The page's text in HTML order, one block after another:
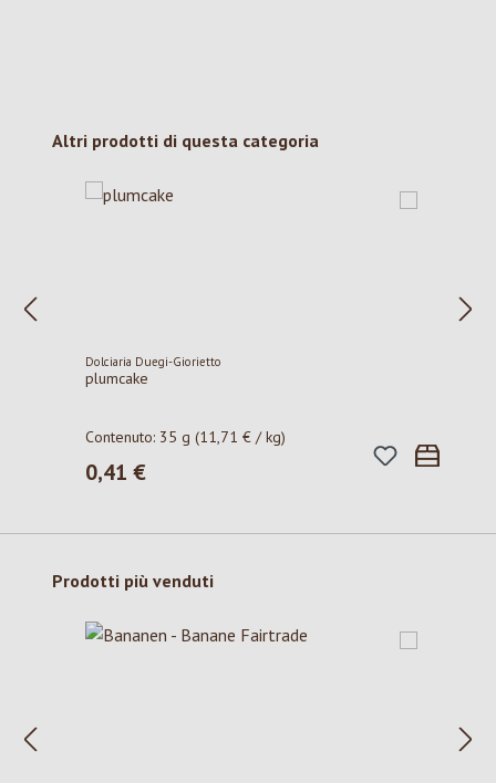
Salta la galleria dei prodotti
Altri prodotti di questa categoria
Dolciaria Duegi-Giorietto
plumcake
Contenuto: 35 g(11,71 € / kg)
Prezzo normale:
0,41 €
Salta la galleria dei prodotti
Prodotti più venduti